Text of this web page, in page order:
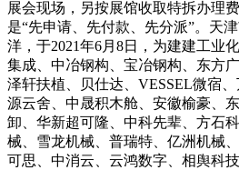
展会现场，另按展馆收取特拆办理
是“先申请、先付款、先分派”。天
洋，于2021年6月8日，为建建工业
集成、中冶钢构、宝冶钢构、东方
泽轩扶植、贝仕达、VESSEL微宿
源云舍、中晟积木舱、安徽榆豪、
卸、华新超可隆、中科先辈、方石
械、雪龙机械、普瑞特、亿洲机械
可思、中消云、云鸿数字、相舆科